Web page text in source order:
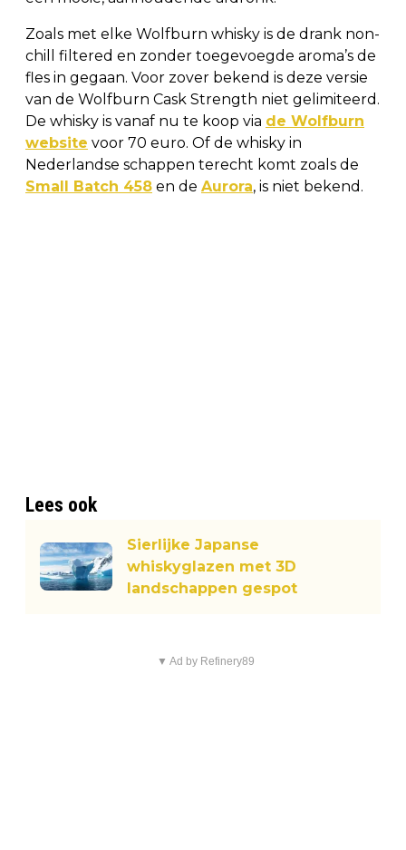
Zoals met elke Wolfburn whisky is de drank non-
chill filtered en zonder toegevoegde aroma’s de
fles in gegaan. Voor zover bekend is deze versie
van de Wolfburn Cask Strength niet gelimiteerd.
De whisky is vanaf nu te koop via de Wolfburn
website voor 70 euro. Of de whisky in
Nederlandse schappen terecht komt zoals de
Small Batch 458 en de Aurora, is niet bekend.
Lees ook
Sierlijke Japanse
whiskyglazen met 3D
landschappen gespot
▼ Ad by Refinery89